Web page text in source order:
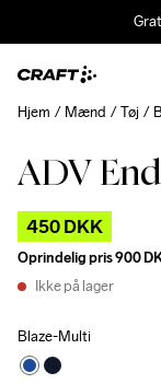
ADV
450 DKK
Oprindelig pris900
Ikke på lager
Blaze-Multi
Hjem Mænd Tøj
Outlet